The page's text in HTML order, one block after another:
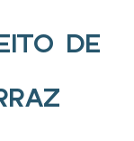
DE